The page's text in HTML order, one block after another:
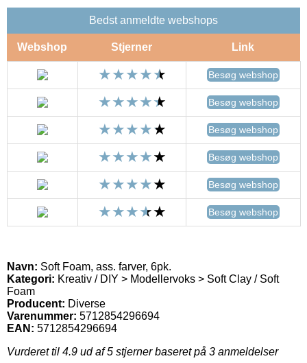
Bedst anmeldte webshops
Webshop Stjerner Link
Besøg webshop
Besøg webshop
Besøg webshop
Besøg webshop
Besøg webshop
Besøg webshop
Navn: Soft Foam, ass. farver, 6pk.
Kategori: Kreativ / DIY > Modellervoks > Soft Clay / Soft
Foam
Producent: Diverse
Varenummer: 5712854296694
EAN: 5712854296694
Vurderet til 4.9 ud af 5 stjerner baseret på 3 anmeldelser